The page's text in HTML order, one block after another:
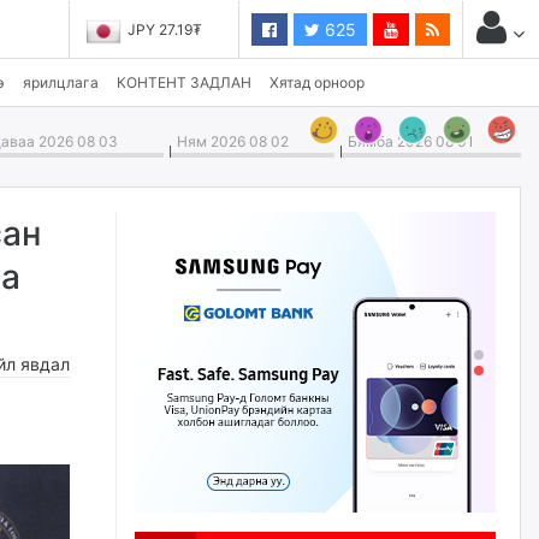
JPY 27.19₮ 625
ярилцлага КОНТЕНТ ЗАДЛАН Хятад орноор
2026 08 03 Ням 2026 08 02 Бямба 2026 08 01
явдал